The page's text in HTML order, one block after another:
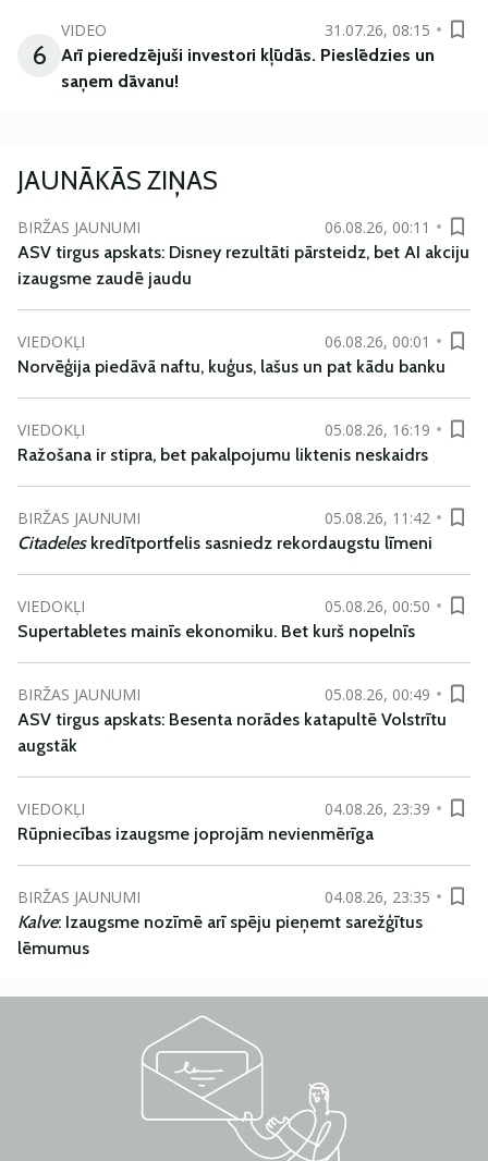
6
VIDEO
31.07.26, 08:15
Arī pieredzējuši investori kļūdās. Pieslēdzies un
saņem dāvanu!
JAUNĀKĀS ZIŅAS
BIRŽAS JAUNUMI
06.08.26, 00:11
ASV tirgus apskats: Disney rezultāti pārsteidz, bet AI akciju
izaugsme zaudē jaudu
VIEDOKĻI
06.08.26, 00:01
Norvēģija piedāvā naftu, kuģus, lašus un pat kādu banku
VIEDOKĻI
05.08.26, 16:19
Ražošana ir stipra, bet pakalpojumu liktenis neskaidrs
BIRŽAS JAUNUMI
05.08.26, 11:42
Citadeleskredītportfelis sasniedz rekordaugstu līmeni
VIEDOKĻI
05.08.26, 00:50
Supertabletes mainīs ekonomiku. Bet kurš nopelnīs
BIRŽAS JAUNUMI
05.08.26, 00:49
ASV tirgus apskats: Besenta norādes katapultē Volstrītu
augstāk
VIEDOKĻI
04.08.26, 23:39
Rūpniecības izaugsme joprojām nevienmērīga
BIRŽAS JAUNUMI
04.08.26, 23:35
Kalve: Izaugsme nozīmē arī spēju pieņemt sarežģītus
lēmumus